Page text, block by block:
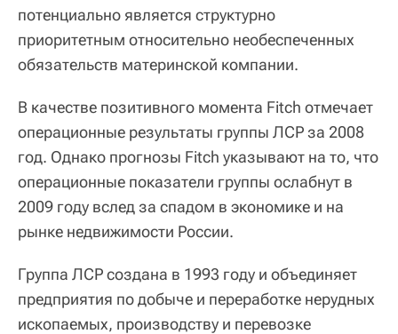
потенциально является структурно
приоритетным относительно необеспеченных
обязательств материнской компании.
В качестве позитивного момента Fitch отмечает
операционные результаты группы ЛСР за 2008
год. Однако прогнозы Fitch указывают на то, что
операционные показатели группы ослабнут в
2009 году вслед за спадом в экономике и на
рынке недвижимости России.
Группа ЛСР создана в 1993 году и объединяет
предприятия по добыче и переработке нерудных
ископаемых, производству и перевозке